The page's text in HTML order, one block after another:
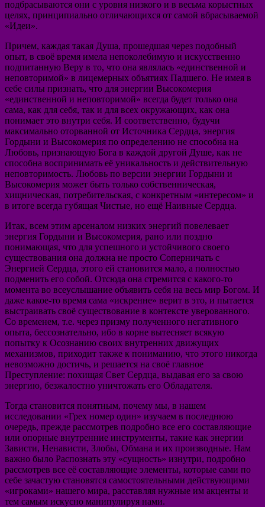
подбрасываются они с уровня низкого и в весьма корыстных
целях, принципиально отличающихся от самой вбрасываемой
«Идеи».
Причем, каждая такая Душа, прошедшая через подобный
опыт, в своё время имела непоколебимую и искусственно
подпитанную Веру в то, что она являлась «единственной и
неповторимой» в лицемерных объятиях Падшего. Не имея в
себе силы признать, что для энергии Высокомерия
«единственной и неповторимой» всегда будет только она
сама, как для себя, так и для всех окружающих, как она
понимает это внутри себя. И соответственно, будучи
максимально оторванной от Источника Сердца, энергия
Гордыни и Высокомерия по определению не способна на
Любовь, признающую Бога в каждой другой Душе, как не
способна воспринимать её уникальность и действительную
неповторимость. Любовь по версии энергии Гордыни и
Высокомерия может быть только собственническая,
хищническая, потребительская, с конкретным «интересом» и
в итоге всегда губящая Чистые, но ещё Наивные Сердца.
Итак, всем этим арсеналом низких энергий повелевает
энергия Гордыни и Высокомерия, рано или поздно
понимающая, что для успешного и устойчивого своего
существования она должна не просто Соперничать с
Энергией Сердца, этого ей становится мало, а полностью
подменить его собой. Отсюда она стремится с какого-то
момента во всеуслышание объявить себя на весь мир Богом. И
даже какое-то время сама «искренне» верит в это, и пытается
выстраивать своё существование в контексте уверованного.
Со временем, т.е. через призму полученного негативного
опыта, бессознательно, ибо в корне вытесняет всякую
попытку к Осознанию своих внутренних движущих
механизмов, приходит также к пониманию, что этого никогда
невозможно достичь, и решается на своё главное
Преступление: похищая Свет Сердца, выдавая его за свою
энергию, безжалостно уничтожать его Обладателя.
Тогда становится понятным, почему мы, в нашем
исследовании «Грех номер один» изучаем в последнюю
очередь, прежде рассмотрев подробно все его составляющие
или опорные внутренние инструменты, такие как энергии
Зависти, Ненависти, Злобы, Обмана и их производные. Нам
важно было Распознать эту «сущность» изнутри, подробно
рассмотрев все её составляющие элементы, которые сами по
себе зачастую становятся самостоятельными действующими
«игроками» нашего мира, расставляя нужные им акценты и
тем самым искусно манипулируя нами.